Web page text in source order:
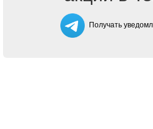
Получать